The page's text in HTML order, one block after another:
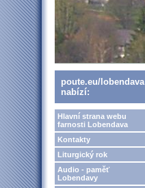
poute.eu/lobendava
nabízí:
Hlavní strana webu
farnosti Lobendava
Kontakty
Liturgický rok
Audio - paměť
Lobendavy